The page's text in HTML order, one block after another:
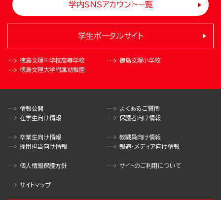
学内SNSアカウント一覧
徳島文理中学校高等学校
徳島文理小学校
徳島文理大学附属幼稚園
学生ポータルサイト
情報公開
よくあるご質問
在学生向け情報
保護者向け情報
卒業生向け情報
教職員向け情報
採用担当向け情報
報道・メディア向け情報
個人情報保護方針 サイトのご利用について
サイトマップ